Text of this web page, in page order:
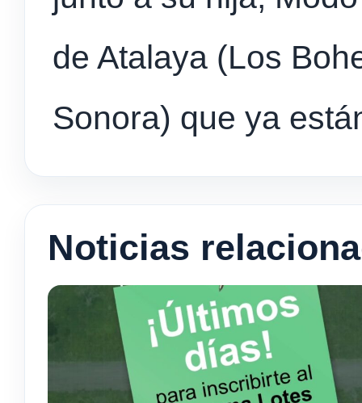
de Atalaya (Los
Sonora) que ya
Noticias